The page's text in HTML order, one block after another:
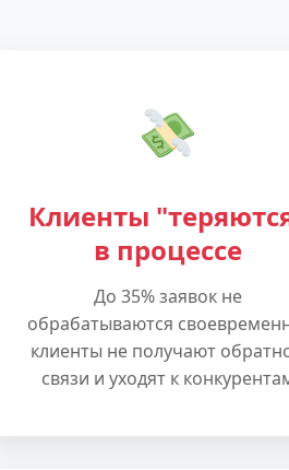
Клиенты
в процессе
До 35% заявок не
обрабатываются
клиенты не получают
связи и уходят к